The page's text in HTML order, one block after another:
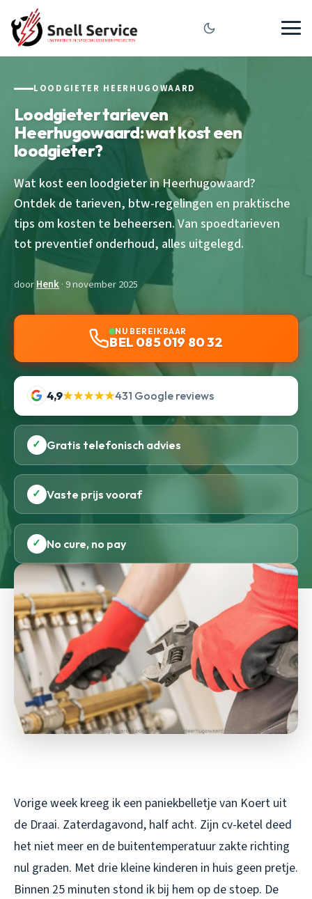
LOODGIETER HEERHUGOWAARD
Loodgieter tarieven
Heerhugowaard: wat kost een
loodgieter?
Wat kost een loodgieter in Heerhugowaard?
Ontdek de tarieven, btw-regelingen en praktische
tips om kosten te beheersen. Van spoedtarieven
tot preventief onderhoud, alles uitgelegd.
doorHenk· 9 november 2025
NU BEREIKBAAR
BEL 085 019 80 32
4,9★★★★★431 Google reviews
✓ Gratis telefonisch advies
✓ Vaste prijs vooraf
✓ No cure, no pay
Vorige week kreeg ik een paniekbelletje van Koert uit
de Draai. Zaterdagavond, half acht. Zijn cv-ketel deed
het niet meer en de buitentemperatuur zakte richting
nul graden. Met drie kleine kinderen in huis geen pretje.
Binnen 25 minuten stond ik bij hem op de stoep. De